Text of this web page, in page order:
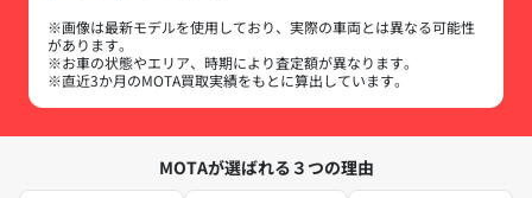
※画像は最新モデルを使用しており、実際の車両とは異なる可能性
があります。
※お車の状態やエリア、時期により査定額が異なります。
※直近3か月のMOTA買取実績をもとに算出しています。
MOTAが選ばれる３つの理由